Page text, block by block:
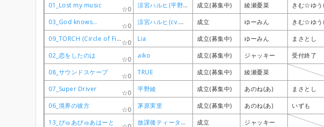
01_Lost my music
0 涼宮ハルヒ(平野綾) 成立(募集中) 綾瀬憂菜 きむ☆ゆう
03_God knows…
0 涼宮ハルヒ(cv.平野綾) 成立 ゆーみん きむ☆ゆう
09_TORCH (Circle of Fifth ver.)
0 Lia 成立(募集中) ゆーみん まさとし
02_恋をしたのは
0 aiko 成立(募集中) ジャッキー 受付終了
08_サウンドスケープ
0 TRUE 成立(募集中) 綾瀬憂菜
07_Super Driver
0 平野綾 成立(募集中) あのね(あ) まさとし
06_境界の彼方
0 茅原実里 成立(募集中) あのね(あ) いずも
13_ぴゅあぴゅあはーと
放課後ティータイム 成立 ジャッキー
01_Lost my music
0 涼宮ハルヒ(平野綾) 成立(募集中) 綾瀬憂菜 きむ☆ゆう
03_God knows…
0 涼宮ハルヒ(cv.平野綾) 成立 ゆーみん きむ☆ゆう
09_TORCH (Circle of Fifth ver.)
0 Lia 成立(募集中) ゆーみん まさとし
02_恋をしたのは
0 aiko 成立(募集中) ジャッキー 受付終了
08_サウンドスケープ
0 TRUE 成立(募集中) 綾瀬憂菜
07_Super Driver
0 平野綾 成立(募集中) あのね(あ) まさとし
06_境界の彼方
0 茅原実里 成立(募集中) あのね(あ) いずも
13_ぴゅあぴゅあはーと
放課後ティータイム 成立 ジャッキー
01_Lost my music
0 涼宮ハルヒ(平野綾) 成立(募集中) 綾瀬憂菜 きむ☆ゆう
03_God knows…
0 涼宮ハルヒ(cv.平野綾) 成立 ゆーみん きむ☆ゆう
09_TORCH (Circle of Fifth ver.)
0 Lia 成立(募集中) ゆーみん まさとし
02_恋をしたのは
0 aiko 成立(募集中) ジャッキー 受付終了
08_サウンドスケープ
0 TRUE 成立(募集中) 綾瀬憂菜
07_Super Driver
0 平野綾 成立(募集中) あのね(あ) まさとし
06_境界の彼方
0 茅原実里 成立(募集中) あのね(あ) いずも
13_ぴゅあぴゅあはーと
放課後ティータイム 成立 ジャッキー
01_Lost my music
0 涼宮ハルヒ(平野綾) 成立(募集中) 綾瀬憂菜 きむ☆ゆう
03_God knows…
0 涼宮ハルヒ(cv.平野綾) 成立 ゆーみん きむ☆ゆう
09_TORCH (Circle of Fifth ver.)
0 Lia 成立(募集中) ゆーみん まさとし
02_恋をしたのは
0 aiko 成立(募集中) ジャッキー 受付終了
08_サウンドスケープ
0 TRUE 成立(募集中) 綾瀬憂菜
07_Super Driver
0 平野綾 成立(募集中) あのね(あ) まさとし
06_境界の彼方
0 茅原実里 成立(募集中) あのね(あ) いずも
13_ぴゅあぴゅあはーと
放課後ティータイム 成立 ジャッキー